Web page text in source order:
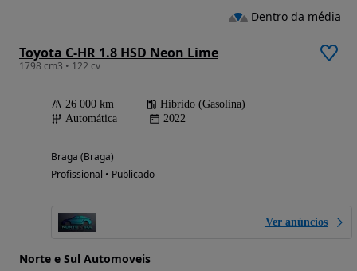
Toyota C-HR 1.8 HSD Neon Lime
1798 cm3 • 122 cv
26 000 km
Híbrido (Gasolina)
Automática
2022
Braga (Braga)
Profissional • Publicado
Ver anúncios
Norte e Sul Automoveis
Dentro da média